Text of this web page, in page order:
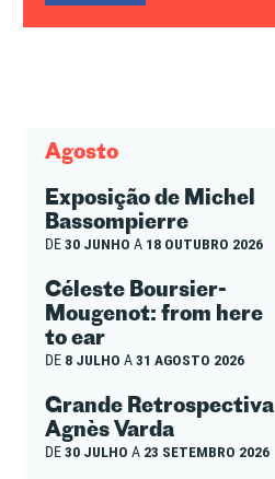
Agosto
Exposição de Michel
Bassompierre
DE30 JUNHO A 18 OUTUBRO 2026
Céleste Boursier-
Mougenot: from here
to ear
DE 8 JULHO A31 AGOSTO 2026
Grande Retrospectiva
Agnès Varda
DE30 JULHO A 23 SETEMBRO 2026